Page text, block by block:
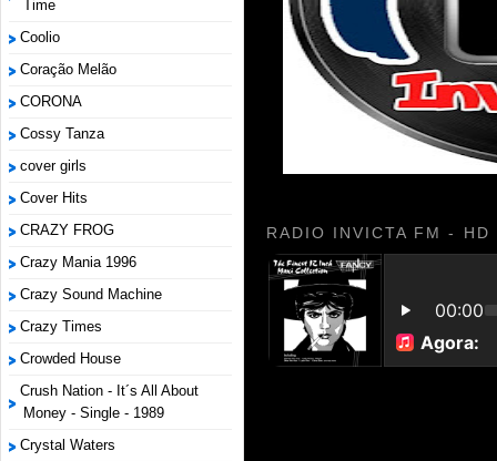
Time
Coolio
Coração Melão
CORONA
Cossy Tanza
cover girls
Cover Hits
CRAZY FROG
Crazy Mania 1996
Crazy Sound Machine
Crazy Times
Crowded House
Crush Nation - It´s All About
Money - Single - 1989
Crystal Waters
RADIO INVICTA FM - HD